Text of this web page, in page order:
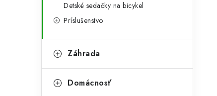
Detské sedačky na bicykel
Príslušenstvo
Záhrada
Domácnosť